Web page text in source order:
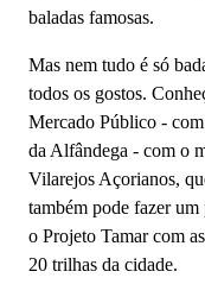
baladas famosas.
Mas nem tudo é só
todos os gostos.
Mercado Público - com
da Alfândega - com o
Vilarejos Açorianos,
também pode fazer
o Projeto Tamar com
20 trilhas da cidade.